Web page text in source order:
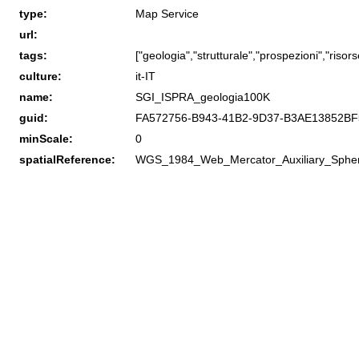
type:
Map Service
url:
tags:
culture:
it-IT
name:
SGI_ISPRA_geologia100K
guid:
FA572756-B943-41B2-9D37-
minScale:
0
spatialReference: